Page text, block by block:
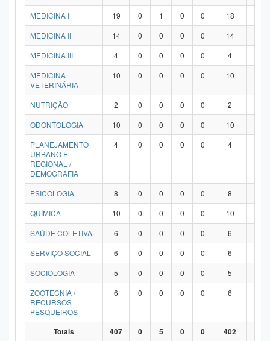
MEDICINA I
19 0 1 0 0 18
MEDICINA II
14 0 0 0 0 14
MEDICINA III
4 0 0 0 0 4
MEDICINA
VETERINÁRIA
10 0 0 0 0 10
NUTRIÇÃO 2 0 0 0 0 2
ODONTOLOGIA
10 0 0 0 0 10
PLANEJAMENTO
URBANO E
REGIONAL /
DEMOGRAFIA
4 0 0 0 0 4
PSICOLOGIA 8 0 0 0 0 8
QUÍMICA
10 0 0 0 0 10
SAÚDE COLETIVA
6 0 0 0 0 6
SERVIÇO SOCIAL
6 0 0 0 0 6
SOCIOLOGIA
5 0 0 0 0 5
ZOOTECNIA /
RECURSOS
PESQUEIROS
6 0 0 0 0 6
Totais 407 0 5 0 0 402